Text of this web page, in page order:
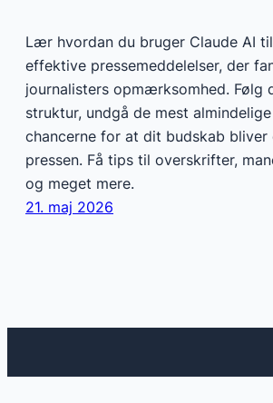
Lær hvordan du bruger Claude AI
effektive pressemeddelelser, der
journalisters opmærksomhed. Følg
struktur, undgå de mest
chancerne for at dit budskab
pressen. Få tips til overskrifter,
og meget mere.
21. maj 2026